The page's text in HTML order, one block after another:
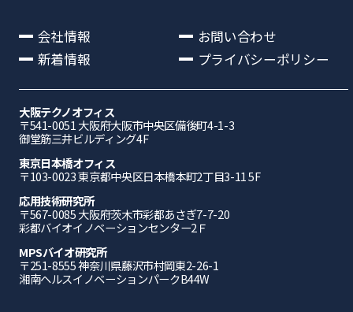
会社情報
新着情報
お問い合わせ
プライバシーポリシー
大阪テクノオフィス
〒541-0051 ⼤阪府⼤阪市中央区備後町4-1-3
御堂筋三井ビルディング4F
東京日本橋オフィス
〒103-0023 東京都中央区日本橋本町2丁目3-11 5F
応⽤技術研究所
〒567-0085 ⼤阪府茨⽊市彩都あさぎ7-7-20
彩都バイオイノベーションセンター2Ｆ
MPSバイオ研究所
〒251-8555 神奈川県藤沢市村岡東2-26-1
湘南ヘルスイノベーションパークB44W